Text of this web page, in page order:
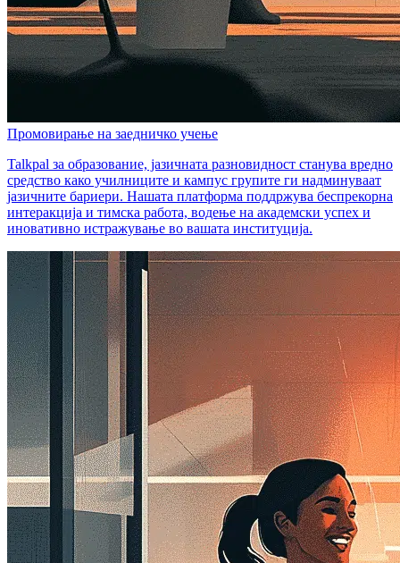
Промовирање на заедничко учење
Talkpal за образование, јазичната разновидност станува вредно
средство како училниците и кампус групите ги надминуваат
јазичните бариери. Нашата платформа поддржува беспрекорна
интеракција и тимска работа, водење на академски успех и
иновативно истражување во вашата институција.